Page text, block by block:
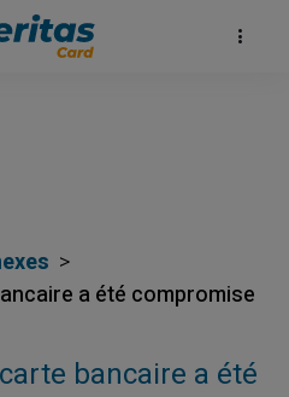
a été compromise
bancaire a été